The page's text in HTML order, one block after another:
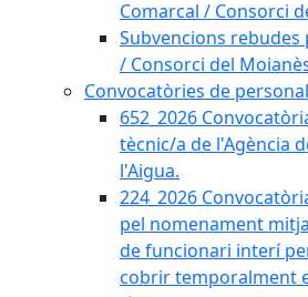
Comarcal / Consorci
Subvencions rebudes
/ Consorci del
Convocatòries de personal
652_2026
tècnic/a de l'Agència
l'Aigua.
224_2026
pel nomenament
de funcionari interí
cobrir temporalment